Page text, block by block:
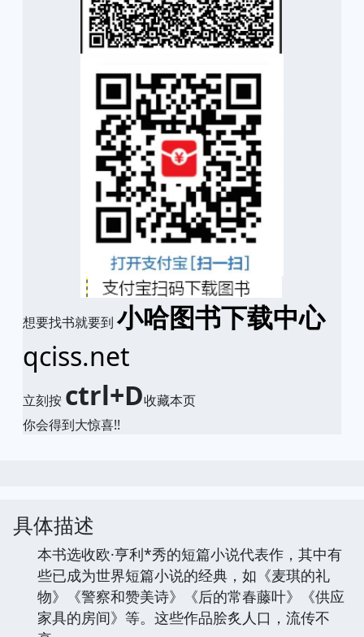
想要找书就要到 小哈图书下载中心
qciss.net
立刻按 ctrl+D收藏本页
你会得到大惊喜!!
具体描述
本书选收欧·亨利*秀的短篇小说代表作，其中有
些已成为世界短篇小说的经典，如《麦琪的礼
物》《警察和赞美诗》《后的常春藤叶》《供应
家具的房间》等。这些作品脍炙人口，流传不